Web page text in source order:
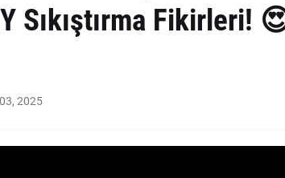
Sıkıştırma Fikirleri!
2025